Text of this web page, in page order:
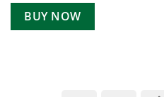
BUY NOW